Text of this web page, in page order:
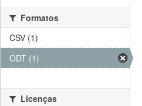
Formatos
CSV (1)
ODT (1)
Licenças